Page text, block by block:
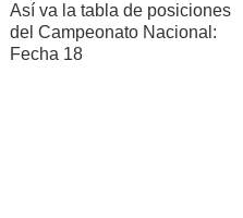
Así va la tabla de posiciones
del Campeonato Nacional:
Fecha 18